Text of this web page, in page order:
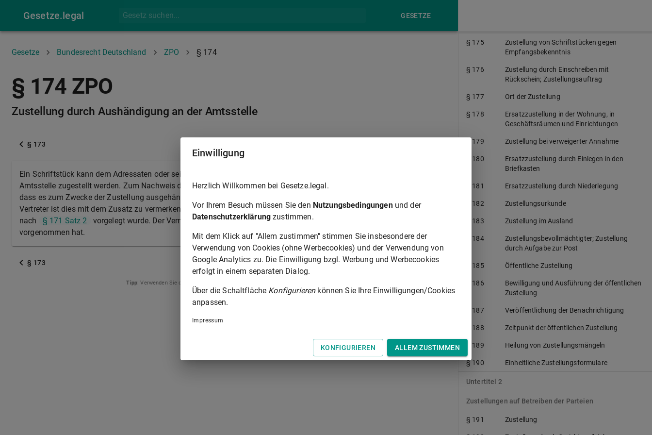
Gesetze.legal GESETZE
Gesetze Bundesrecht Deutschland ZPO § 174
§ 174 ZPO
Zustellung durch Aushändigung an der Amtsstelle
§ 173
Ein Schriftstück kann dem Adressaten oder seinem rechtsgeschäftlich bestellten Vertreter durch Aushändigung an der
Amtsstelle zugestellt werden. Zum Nachweis der Zustellung ist auf dem Schriftstück und in den Akten zu vermerken,
dass es zum Zwecke der Zustellung ausgehändigt wurde und wann das geschehen ist; bei Aushändigung an den
Vertreter ist dies mit dem Zusatz zu vermerken, an wen das Schriftstück ausgehändigt wurde und dass die Vollmacht
nach
§ 171 Satz 2
vorgelegt wurde. Der Vermerk ist von dem Bediensteten zu unterschreiben, der die Aushändigung
vorgenommen hat.
§ 173 § 175
Tipp: Verwenden Sie die Pfeiltasten der Tastatur zur Navigation zwischen Normen.
§ 175
Zustellung von Schriftstücken gegen
Empfangsbekenntnis
§ 176
Zustellung durch Einschreiben mit
Rückschein; Zustellungsauftrag
§ 177 Ort der Zustellung
§ 178
Ersatzzustellung in der Wohnung, in
Geschäftsräumen und Einrichtungen
§ 179 Zustellung bei verweigerter Annahme
§ 180
Ersatzzustellung durch Einlegen in den
Briefkasten
§ 181 Ersatzzustellung durch Niederlegung
§ 182 Zustellungsurkunde
§ 183 Zustellung im Ausland
§ 184
Zustellungsbevollmächtigter; Zustellung
durch Aufgabe zur Post
§ 185 Öffentliche Zustellung
§ 186
Bewilligung und Ausführung der öffentlichen
Zustellung
§ 187 Veröffentlichung der Benachrichtigung
§ 188 Zeitpunkt der öffentlichen Zustellung
§ 189 Heilung von Zustellungsmängeln
§ 190 Einheitliche Zustellungsformulare
Untertitel 2
Zustellungen auf Betreiben der Parteien
§ 191 Zustellung
Einwilligung
Herzlich Willkommen bei Gesetze.legal.
Vor Ihrem Besuch müssen Sie den Nutzungsbedingungenund der
Datenschutzerklärung zustimmen.
Mit dem Klick auf "Allem zustimmen" stimmen Sie insbesondere der
Verwendung von Cookies (ohne Werbecookies) und der Verwendung von
Google Analytics zu. Die Einwilligung bzgl. Werbung und Werbecookies
erfolgt in einem separaten Dialog.
Über die Schaltfläche Konfigurierenkönnen Sie Ihre Einwilligungen/Cookies
anpassen.
Impressum
KONFIGURIEREN ALLEM ZUSTIMMEN